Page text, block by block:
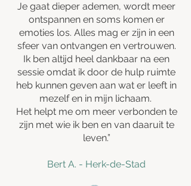
Je gaat dieper ademen, wordt meer
ontspannen en soms komen er
emoties los. Alles mag er zijn in een
sfeer van ontvangen en vertrouwen.
Ik ben altijd heel dankbaar na een
sessie omdat ik door de hulp ruimte
heb kunnen geven aan wat er leeft in
mezelf en in mijn lichaam.
Het helpt me om meer verbonden te
zijn met wie ik ben en van daaruit te
leven.”
Bert A. - Herk-de-Stad